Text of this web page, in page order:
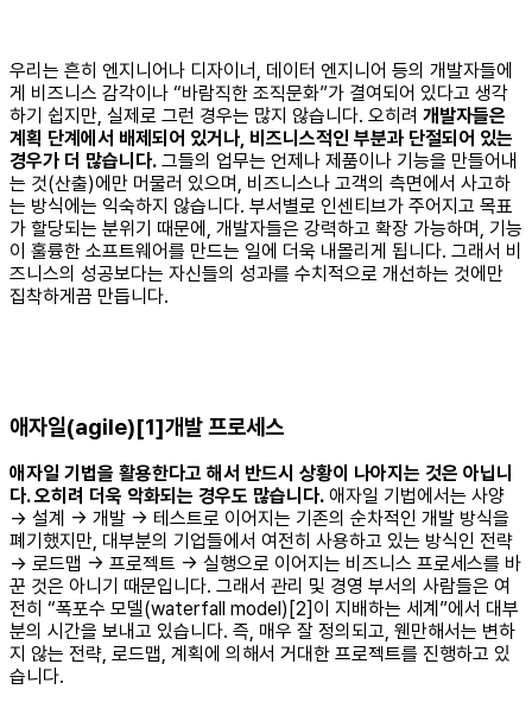
우리는 흔히 엔지니어나 디자이너, 데이터 엔지니어 등의 개발자들에
게 비즈니스 감각이나 “바람직한 조직문화”가 결여되어 있다고 생각
하기 쉽지만, 실제로 그런 경우는 많지 않습니다. 오히려 개발자들은
계획 단계에서 배제되어 있거나, 비즈니스적인 부분과 단절되어 있는
경우가 더 많습니다. 그들의 업무는 언제나 제품이나 기능을 만들어내
는 것(산출)에만 머물러 있으며, 비즈니스나 고객의 측면에서 사고하
는 방식에는 익숙하지 않습니다. 부서별로 인센티브가 주어지고 목표
가 할당되는 분위기 때문에, 개발자들은 강력하고 확장 가능하며, 기능
이 훌륭한 소프트웨어를 만드는 일에 더욱 내몰리게 됩니다. 그래서 비
즈니스의 성공보다는 자신들의 성과를 수치적으로 개선하는 것에만
집착하게끔 만듭니다.
애자일(agile)[1]개발 프로세스
애자일 기법을 활용한다고 해서 반드시 상황이 나아지는 것은 아닙니
다. 오히려 더욱 악화되는 경우도 많습니다. 애자일 기법에서는 사양
→ 설계 → 개발 → 테스트로 이어지는 기존의 순차적인 개발 방식을
폐기했지만, 대부분의 기업들에서 여전히 사용하고 있는 방식인 전략
→ 로드맵 → 프로젝트 → 실행으로 이어지는 비즈니스 프로세스를 바
꾼 것은 아니기 때문입니다. 그래서 관리 및 경영 부서의 사람들은 여
전히 “폭포수 모델(waterfall model)[2]이 지배하는 세계”에서 대부
분의 시간을 보내고 있습니다. 즉, 매우 잘 정의되고, 웬만해서는 변하
지 않는 전략, 로드맵, 계획에 의해서 거대한 프로젝트를 진행하고 있
습니다.